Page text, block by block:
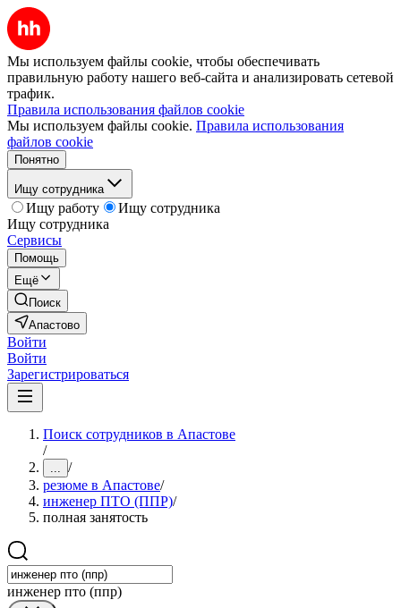
Мы используем файлы cookie, чтобы обеспечивать
правильную работу нашего веб-сайта и анализировать сетевой
трафик.
Правила использования файлов cookie
Мы используем файлы cookie. Правила использования
файлов cookie
Понятно
Ищу сотрудника
Ищу работу
Ищу сотрудника
Ищу сотрудника
Сервисы
Помощь
Ещё
Поиск
Апастово
Войти
Войти
Зарегистрироваться
Поиск сотрудников в Апастове
/
... /
резюме в Апастове/
инженер ПТО (ППР)/
полная занятость
инженер пто (ппр)